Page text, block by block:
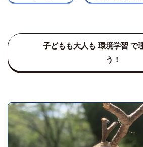
子どもも大人も 環境学習 で
う！